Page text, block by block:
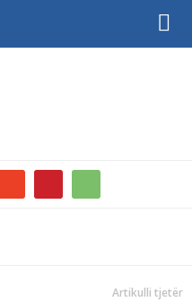
Artikulli tjetër